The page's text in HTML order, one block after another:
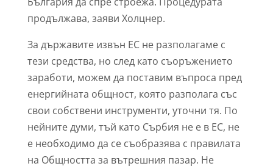
продължава, заяви Холцнер.
За държавите извън ЕС не разполагаме с
тези средства, но след като съоръжението
заработи, можем да поставим въпроса пред
енергийната общност, която разполага със
свои собствени инструменти, уточни тя. По
нейните думи, тъй като Сърбия не е в ЕС, не
е необходимо да се съобразява с правилата
на Общността за вътрешния пазар. Не